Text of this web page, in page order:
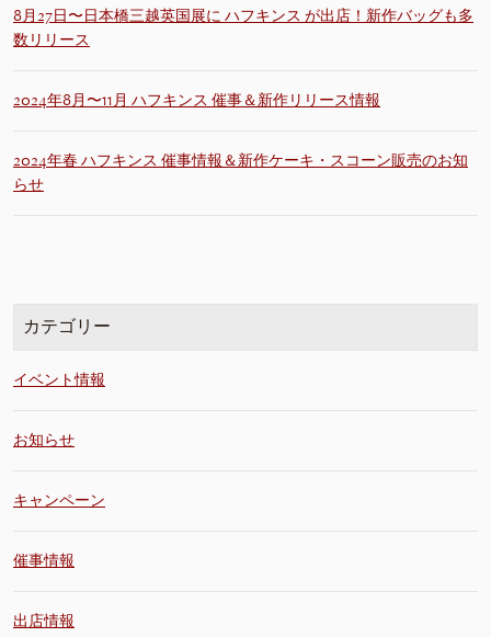
8月27日〜日本橋三越英国展に ハフキンス が出店！新作バッグも多
数リリース
2024年8月〜11月 ハフキンス 催事＆新作リリース情報
2024年春 ハフキンス 催事情報＆新作ケーキ・スコーン販売のお知
らせ
カテゴリー
イベント情報
お知らせ
キャンペーン
催事情報
出店情報